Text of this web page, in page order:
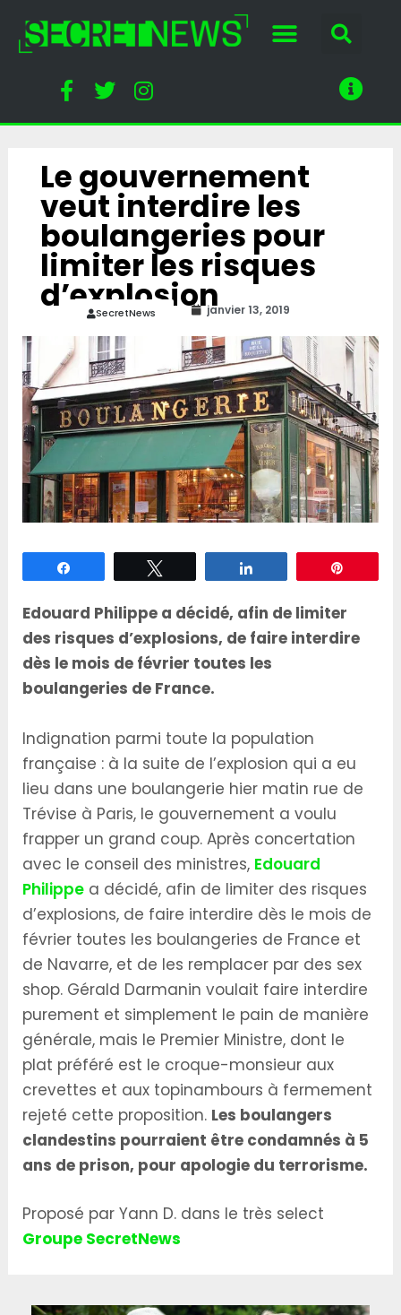
Le gouvernement
veut interdire les
boulangeries pour
limiter les risques
d’explosion
SecretNews janvier 13, 2019
Edouard Philippe a décidé, afin de limiter
des risques d’explosions, de faire interdire
dès le mois de février toutes les
boulangeries de France.
Indignation parmi toute la population
française : à la suite de l’explosion qui a eu
lieu dans une boulangerie hier matin rue de
Trévise à Paris, le gouvernement a voulu
frapper un grand coup. Après concertation
avec le conseil des ministres, Edouard
Philippe a décidé, afin de limiter des risques
d’explosions, de faire interdire dès le mois de
février toutes les boulangeries de France et
de Navarre, et de les remplacer par des sex
shop. Gérald Darmanin voulait faire interdire
purement et simplement le pain de manière
générale, mais le Premier Ministre, dont le
plat préféré est le croque-monsieur aux
crevettes et aux topinambours à fermement
rejeté cette proposition. Les boulangers
clandestins pourraient être condamnés à 5
ans de prison, pour apologie du terrorisme.
Proposé par Yann D. dans le très select
Groupe SecretNews